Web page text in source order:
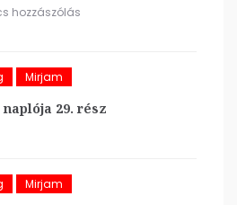
hozzászólás
Mirjam
29. rész
Mirjam